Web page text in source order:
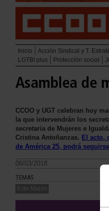
Inicio Acción Sindical y T.
LGTBI plus
Protección social
Asamblea de
CCOO y UGT celebran hoy
la que intervendrán los
secretaria de Mujeres e
Cristina Antoñanzas. El acto,
de América 25, podrá
06/03/2018.
TEMAS
8 de Marzo